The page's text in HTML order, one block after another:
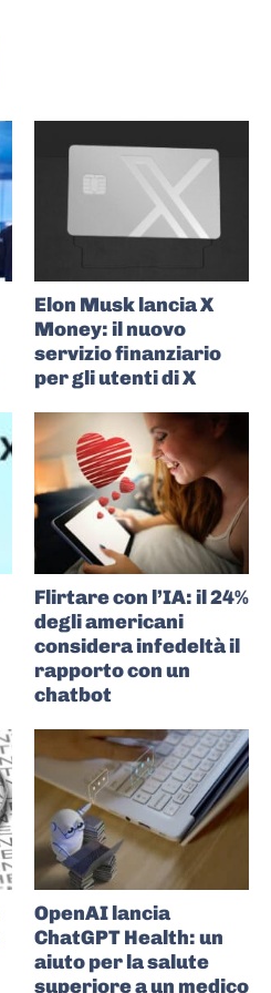
Elon Musk lancia X
Money: il nuovo
servizio finanziario
per gli utenti di X
Flirtare con l’IA: il 24%
degli americani
considera infedeltà il
rapporto con un
chatbot
OpenAI lancia
ChatGPT Health: un
aiuto per la salute
superiore a un medico